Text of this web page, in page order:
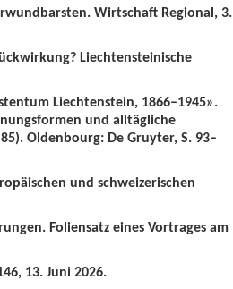
Wirtschaft Regional, 3.
Liechtensteinische
Liechtenstein, 1866–1945».
und alltägliche
Oldenbourg: De Gruyter, S. 93–
und schweizerischen
Foliensatz eines Vortrages am
13. Juni 2026.